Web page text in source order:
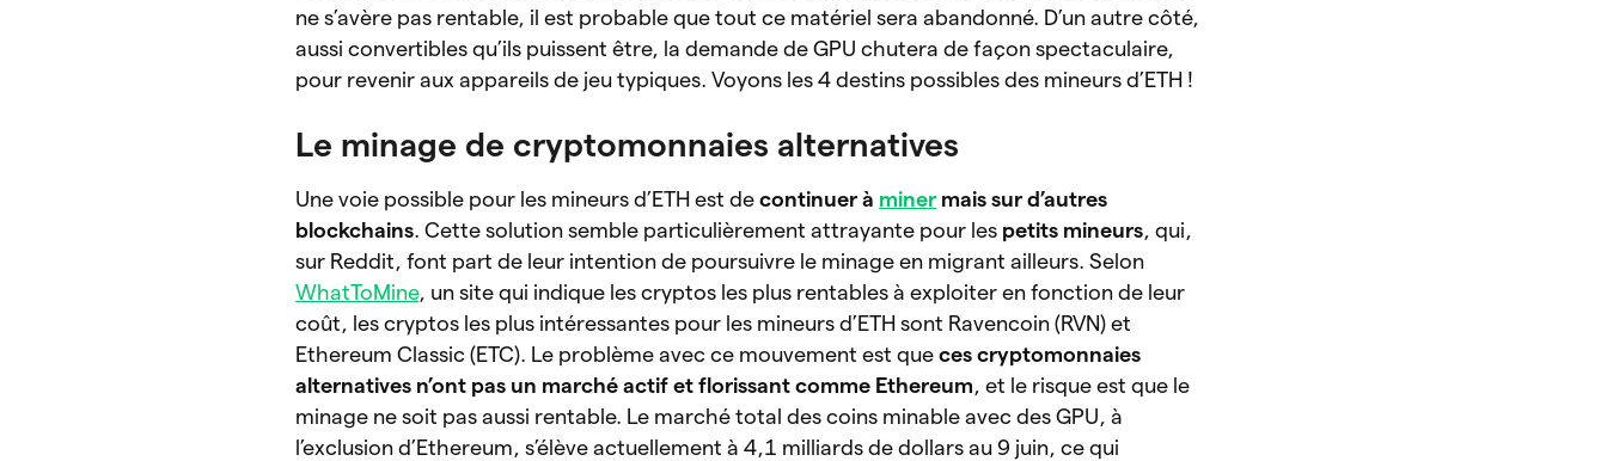
ne s’avère pas rentable, il est probable que tout ce matériel sera abandonné. D’un autre côté,
aussi convertibles qu’ils puissent être, la demande de GPU chutera de façon spectaculaire,
pour revenir aux appareils de jeu typiques. Voyons les 4 destins possibles des mineurs d’ETH !
Le minage de cryptomonnaies alternatives
Une voie possible pour les mineurs d’ETH est decontinuer à miner mais sur d’autres
blockchains. Cette solution semble particulièrement attrayante pour les petits mineurs, qui,
sur Reddit, font part de leur intention de poursuivre le minage en migrant ailleurs. Selon
WhatToMine, un site qui indique les cryptos les plus rentables à exploiter en fonction de leur
coût, les cryptos les plus intéressantes pour les mineurs d’ETH sont Ravencoin (RVN) et
Ethereum Classic (ETC). Le problème avec ce mouvement est queces cryptomonnaies
alternatives n’ont pas un marché actif et florissant comme Ethereum, et le risque est que le
minage ne soit pas aussi rentable. Le marché total des coins minable avec des GPU, à
l’exclusion d’Ethereum, s’élève actuellement à 4,1 milliards de dollars au 9 juin, ce qui